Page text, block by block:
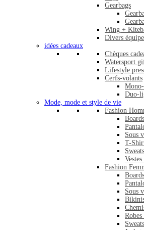
Gearbags
Wing +
Divers
idées cadeaux
Chèques
Watersport
Lifestyle
Cerfs-volants
Duo-
Mode, mode et style de vie
Fashion
Sous
T-
Fashion
Sous
Robes